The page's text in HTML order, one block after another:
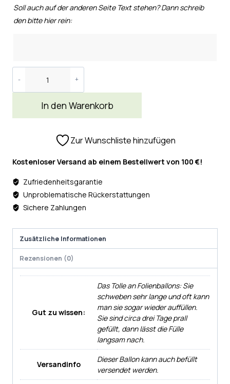
Soll auch auf der anderen Seite Text stehen? Dann schreib
den bitte hier rein:
In den Warenkorb
Zur Wunschliste hinzufügen
Kostenloser Versand ab einem Bestellwert von 100 €!
Zufriedenheitsgarantie
Unproblematische Rückerstattungen
Sichere Zahlungen
Zusätzliche Informationen
Rezensionen (0)
Gut zu wissen:
Das Tolle an Folienballons: Sie
schweben sehr lange und oft kann
man sie sogar wieder auffüllen.
Sie sind circa drei Tage prall
gefüllt, dann lässt die Fülle
langsam nach.
Versandinfo
Dieser Ballon kann auch befüllt
versendet werden.